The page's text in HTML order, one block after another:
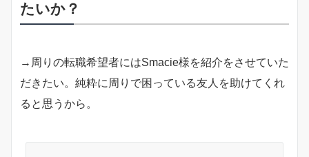
たいか？
→周りの転職希望者にはSmacie様を紹介をさせていた
だきたい。純粋に周りで困っている友人を助けてくれ
ると思うから。